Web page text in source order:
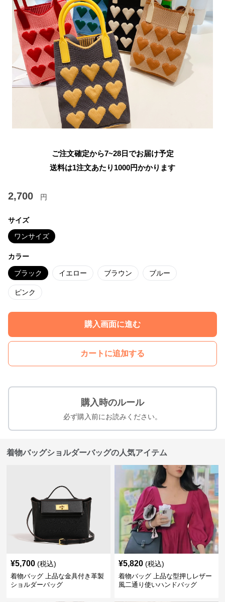
ご注文確定から7~28日でお届け予定
送料は1注文あたり 1000円かかります
2,700 円
サイズ
ワンサイズ
カラー
ブラック イエロー ブラウン ブルー
ピンク
購入画面に進む
カートに追加する
購入時のルール
必ず購入前にお読みください。
着物バッグショルダーバッグの人気アイテム
¥5,700 (税込)
着物バッグ 上品な金具付き革製
ショルダーバッグ
¥5,820 (税込)
着物バッグ 上品な型押しレザー
風二通り使いハンドバッグ